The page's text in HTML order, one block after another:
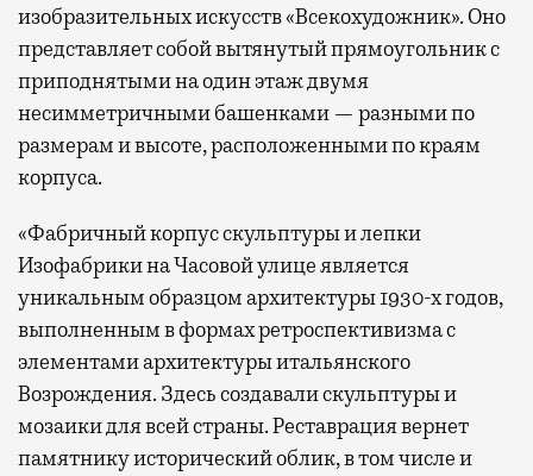
изобразительных искусств «Всекохудожник». Оно
представляет собой вытянутый прямоугольник с
приподнятыми на один этаж двумя
несимметричными башенками — разными по
размерам и высоте, расположенными по краям
корпуса.
«Фабричный корпус скульптуры и лепки
Изофабрики на Часовой улице является
уникальным образцом архитектуры 1930-х годов,
выполненным в формах ретроспективизма с
элементами архитектуры итальянского
Возрождения. Здесь создавали скульптуры и
мозаики для всей страны. Реставрация вернет
памятнику исторический облик, в том числе и